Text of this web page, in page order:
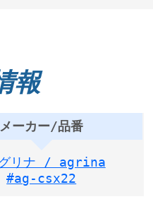
報
メーカー/品番
リナ / agrina
#ag-csx22